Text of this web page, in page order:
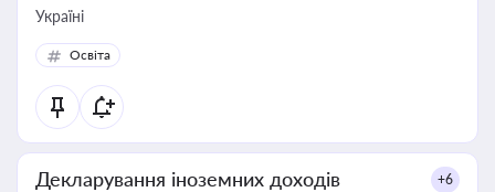
Україні
Освіта
Декларування іноземних доходів +6